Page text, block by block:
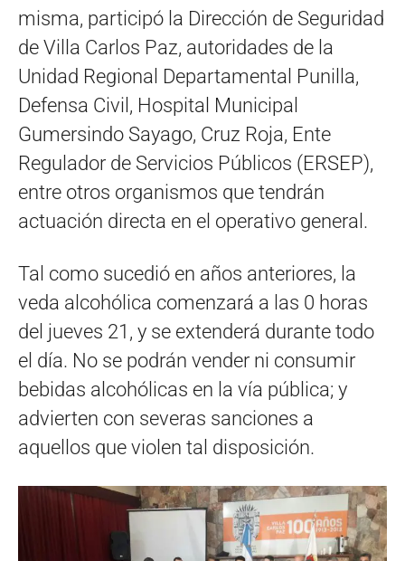
misma, participó la Dirección de Seguridad
de Villa Carlos Paz, autoridades de la
Unidad Regional Departamental Punilla,
Defensa Civil, Hospital Municipal
Gumersindo Sayago, Cruz Roja, Ente
Regulador de Servicios Públicos (ERSEP),
entre otros organismos que tendrán
actuación directa en el operativo general.
Tal como sucedió en años anteriores, la
veda alcohólica comenzará a las 0 horas
del jueves 21, y se extenderá durante todo
el día. No se podrán vender ni consumir
bebidas alcohólicas en la vía pública; y
advierten con severas sanciones a
aquellos que violen tal disposición.